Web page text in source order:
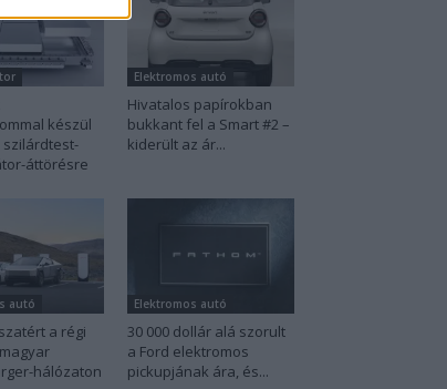
készül
szilárdtest-
áttörésre
Elektromos autó
Hivatalos papírokban
bukkant fel a Smart #2 –
kiderült az ár...
autó
a régi
hálózaton
Elektromos autó
30 000 dollár alá szorult
a Ford elektromos
pickupjának ára, és...